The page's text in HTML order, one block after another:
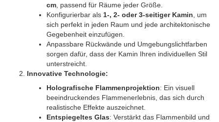
cm , passend für Räume jeder Größe.
Konfigurierbar als 1-, 2- oder 3-seitiger Kamin , um
sich perfekt in jeden Raum und jede architektonische
Gegebenheit einzufügen.
Anpassbare Rückwände und Umgebungslichtfarben
sorgen dafür, dass der Kamin Ihren individuellen Stil
unterstreicht.
Innovative Technologie:
Holografische Flammenprojektion: Ein visuell
beeindruckendes Flammenerlebnis, das sich durch
realistische Effekte auszeichnet.
Entspiegeltes Glas: Verstärkt das Flammenbild und